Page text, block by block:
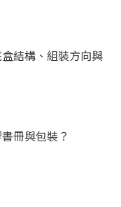
結構、組裝方向與
冊與包裝？